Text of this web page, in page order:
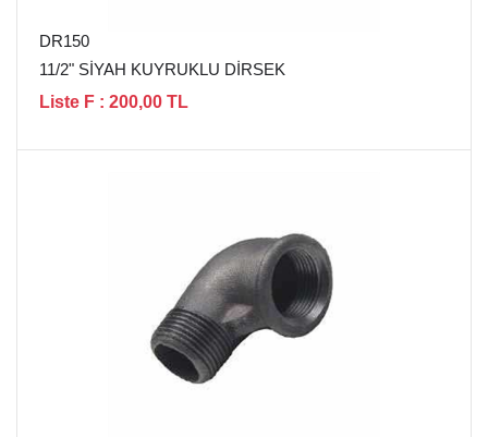
DR150
11/2" SİYAH KUYRUKLU DİRSEK
Liste F : 200,00 TL